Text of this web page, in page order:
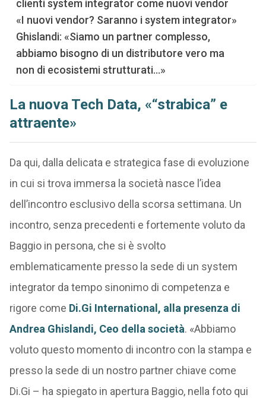
clienti system integrator come nuovi vendor
«I nuovi vendor? Saranno i system integrator»
Ghislandi: «Siamo un partner complesso,
abbiamo bisogno di un distributore vero ma
non di ecosistemi strutturati…»
La nuova Tech Data, «“strabica” e
attraente»
Da qui, dalla delicata e strategica fase di evoluzione
in cui si trova immersa la società nasce l’idea
dell’incontro esclusivo della scorsa settimana. Un
incontro, senza precedenti e fortemente voluto da
Baggio in persona, che si è svolto
emblematicamente presso la sede di un system
integrator da tempo sinonimo di competenza e
rigore come Di.Gi International, alla presenza di
Andrea Ghislandi, Ceo della società. «Abbiamo
voluto questo momento di incontro con la stampa e
presso la sede di un nostro partner chiave come
Di.Gi – ha spiegato in apertura Baggio, nella foto qui